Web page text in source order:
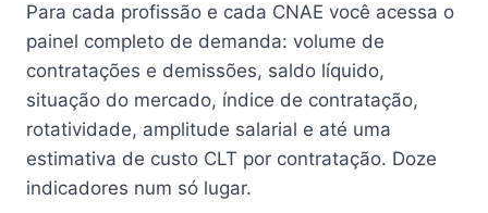
Para cada profissão e cada CNAE você acessa o
painel completo de demanda: volume de
contratações e demissões, saldo líquido,
situação do mercado, índice de contratação,
rotatividade, amplitude salarial e até uma
estimativa de custo CLT por contratação. Doze
indicadores num só lugar.